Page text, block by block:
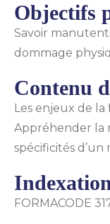
Objectifs
Savoir
dommage
Contenu
Les enjeux de la
Appréhender la
spécificités d’un
FORMACODE